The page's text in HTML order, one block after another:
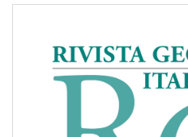
Immagine di copertina